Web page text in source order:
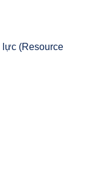
lực (Resource